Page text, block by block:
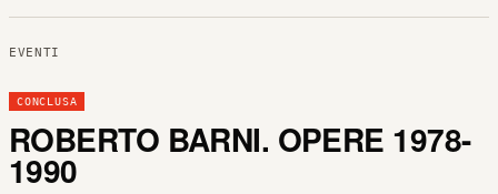
EVENTI
CONCLUSA
ROBERTO BARNI. OPERE 1978-
1990